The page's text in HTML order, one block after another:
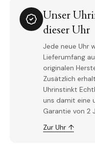
Unser
dieser Uhr
Jede neue Uhr
Lieferumfang
originalen
Zusätzlich
Uhrinstinkt
uns damit eine
Garantie von 2
Zur Uhr ↑